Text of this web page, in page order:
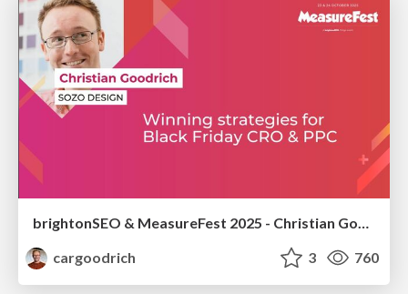
brightonSEO & MeasureFest 2025 - Christian Goodrich - Winning strategies for Black Friday CRO & PPC
cargoodrich
3 760